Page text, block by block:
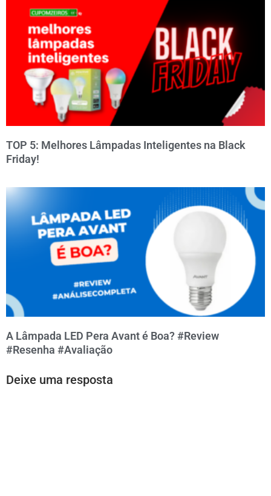
TOP 5: Melhores Lâmpadas Inteligentes na Black
Friday!
A Lâmpada LED Pera Avant é Boa? #Review
#Resenha #Avaliação
Deixe uma resposta